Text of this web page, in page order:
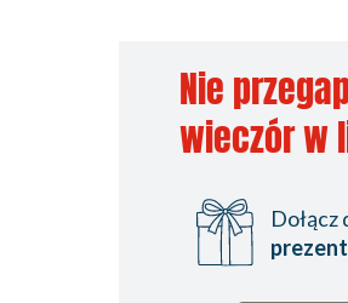
Nie
wieczór w
prezent